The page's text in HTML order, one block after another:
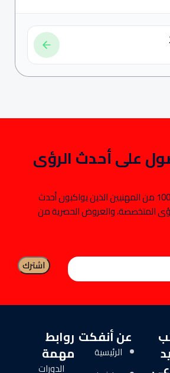
على أحدث الرؤى
انضم إلى أكثر من 100,000 من المهنيين الذين يواكبون أحدث
المتخصصة، والعروض الحصرية من
عن أنفكت
الرئيسية
روابط
مهمة
الدورات